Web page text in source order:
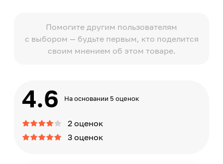
Помогите другим пользователям
с выбором — будьте первым, кто поделится
своим мнением об этом товаре.
4.6 На основании 5 оценок
2 оценок
3 оценок